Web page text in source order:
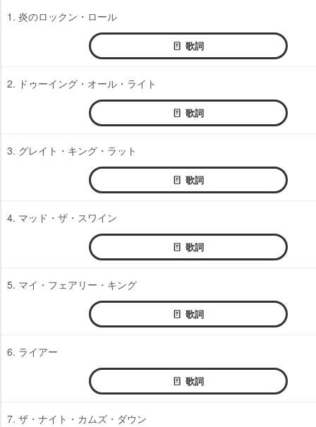
1. 炎のロックン・ロール
歌詞
2. ドゥーイング・オール・ライト
歌詞
3. グレイト・キング・ラット
歌詞
4. マッド・ザ・スワイン
歌詞
5. マイ・フェアリー・キング
歌詞
6. ライアー
歌詞
7. ザ・ナイト・カムズ・ダウン